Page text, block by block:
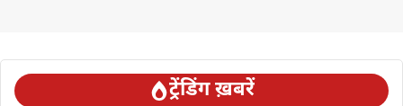
ट्रेंडिंग ख़बरें